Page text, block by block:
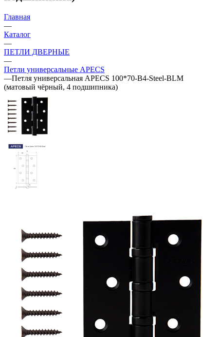
Главная
—
Каталог
—
ПЕТЛИ ДВЕРНЫЕ
—
Петли универсальные APECS
—Петля универсальная APECS 100*70-B4-Steel-BLM
(матовый чёрный, 4 подшипника)